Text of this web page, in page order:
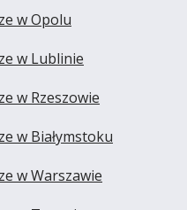
w Opolu
w Lublinie
w Rzeszowie
w Białymstoku
w Warszawie